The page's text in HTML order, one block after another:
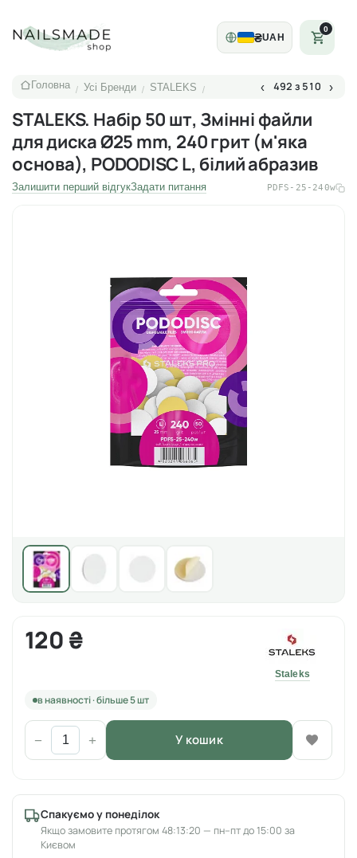
₴UAH
0
Головна / Усі Бренди / STALEKS / ‹ 492 з 510 ›
STALEKS. Набір 50 шт, Змінні файли
для диска Ø25 mm, 240 грит (м'яка
основа), PODODISC L, білий абразив
Залишити перший відгукЗадати питання PDFS-25-240w
120 ₴
Staleks
в наявності · більше 5 шт
− + У кошик
Спакуємо у понеділок
Якщо замовите протягом 48:13:20 — пн–пт до 15:00 за
Києвом